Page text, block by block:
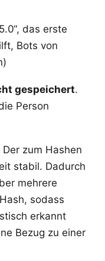
das erste
Bots von
gespeichert.
Person
zum Hashen
stabil. Dadurch
mehrere
sodass
erkannt
Bezug zu einer